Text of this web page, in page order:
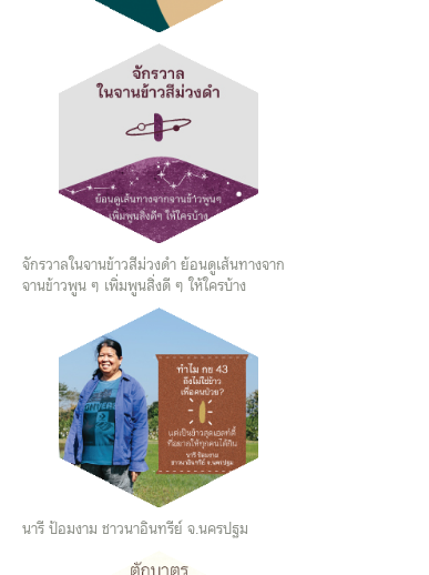
จักรวาลในจานข้าวสีม่วงดำ ย้อนดูเส้นทางจาก
จานข้าวพูน ๆ เพิ่มพูนสิ่งดี ๆ ให้ใครบ้าง
นารี ป้อมงาม ชาวนาอินทรีย์ จ.นครปฐม